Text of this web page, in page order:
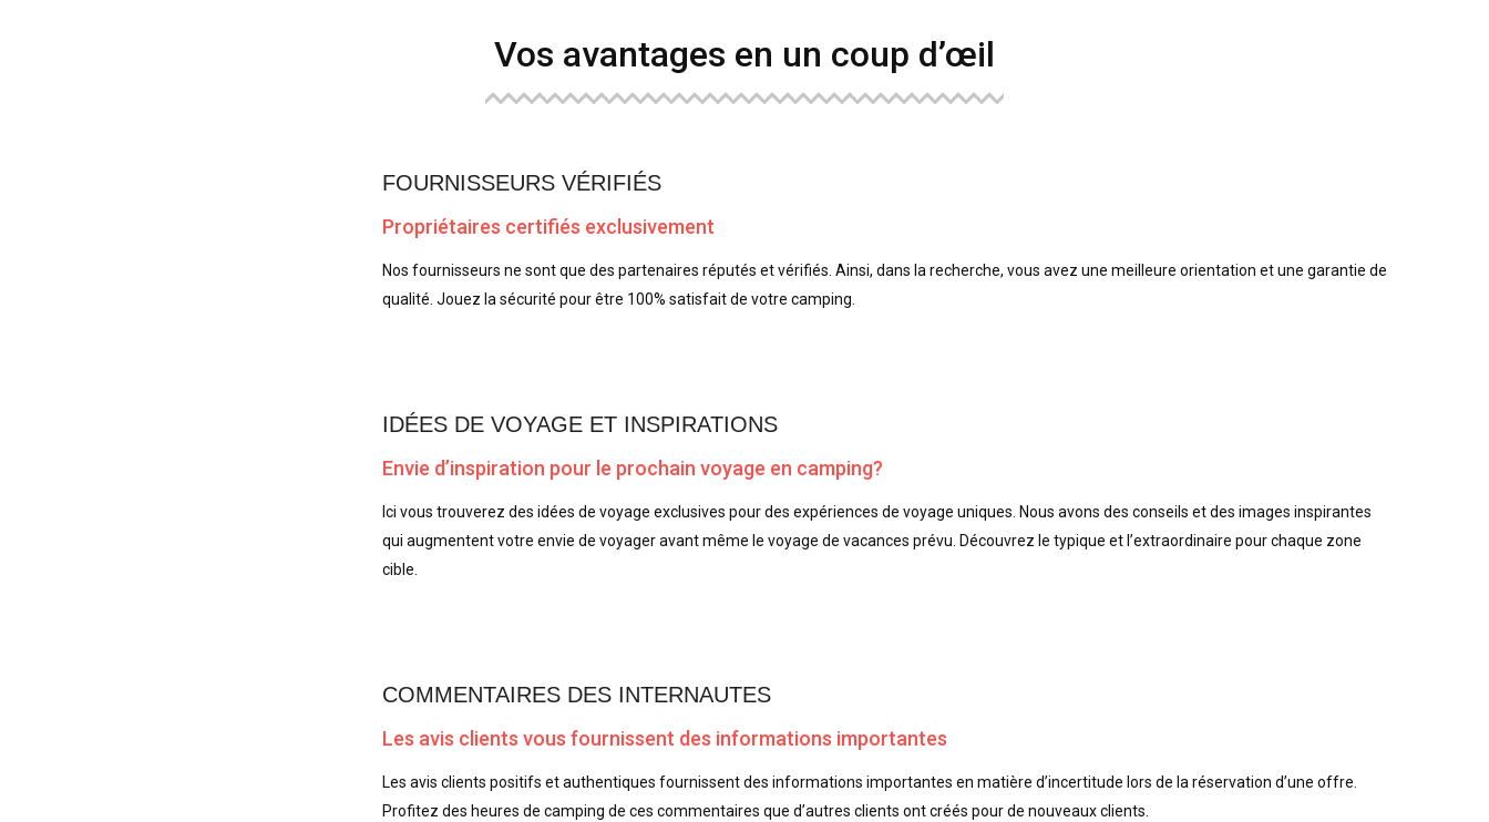
Vos avantages en un coup d’œil
FOURNISSEURS VÉRIFIÉS
Propriétaires certifiés exclusivement
Nos fournisseurs ne sont que des partenaires réputés et vérifiés. Ainsi, dans la recherche, vous avez une meilleure orientation et une garantie de
qualité. Jouez la sécurité pour être 100% satisfait de votre camping.
IDÉES DE VOYAGE ET INSPIRATIONS
Envie d’inspiration pour le prochain voyage en camping?
Ici vous trouverez des idées de voyage exclusives pour des expériences de voyage uniques. Nous avons des conseils et des images inspirantes
qui augmentent votre envie de voyager avant même le voyage de vacances prévu. Découvrez le typique et l’extraordinaire pour chaque zone
cible.
COMMENTAIRES DES INTERNAUTES
Les avis clients vous fournissent des informations importantes
Les avis clients positifs et authentiques fournissent des informations importantes en matière d’incertitude lors de la réservation d’une offre.
Profitez des heures de camping de ces commentaires que d’autres clients ont créés pour de nouveaux clients.